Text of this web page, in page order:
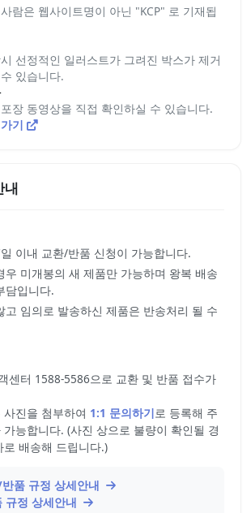
람은 웹사이트명이 아닌 "KCP" 로 기재됩
선정적인 일러스트가 그려진 박스가 제거
있습니다.
장 동영상을 직접 확인하실 수 있습니다.
기
내
이내 교환/반품 신청이 가능합니다.
우 미개봉의 새 제품만 가능하며 왕복 배송
담입니다.
고 임의로 발송하신 제품은 반송처리 될 수
센터 1588-5586으로 교환 및 반품 접수가
진을 첨부하여 1:1 문의하기로 등록해 주
능합니다. (사진 상으로 불량이 확인될 경
배송해 드립니다.)
품 규정 상세안내
규정 상세안내